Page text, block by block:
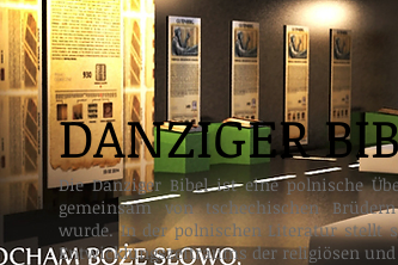
DANZIGER
Die Danziger Bibel ist eine polnische
gemeinsam von tschechischen
wurde. In der polnischen Literatur stellt
Entwicklungszeitraums der religiösen